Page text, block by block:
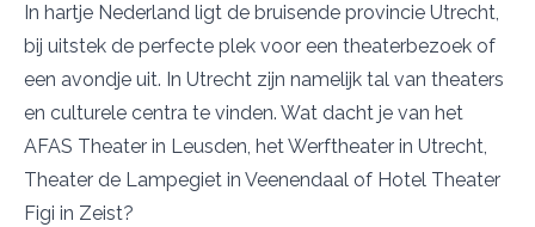
In hartje Nederland ligt de bruisende provincie Utrecht,
bij uitstek de perfecte plek voor een theaterbezoek of
een avondje uit. In Utrecht zijn namelijk tal van theaters
en culturele centra te vinden. Wat dacht je van het
AFAS Theater in Leusden, hetWerftheater in Utrecht,
Theater de Lampegiet in Veenendaal of Hotel Theater
Figi in Zeist?